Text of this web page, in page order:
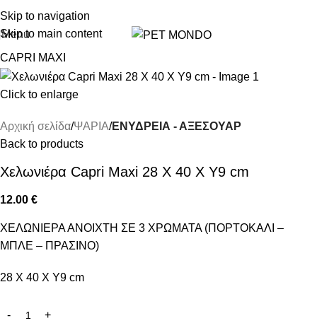
Skip to navigation
Skip to main content
ΔΩΡΕΑΝ DELIVERY ΣΤΗΝ ΠΟΛΗ ΤΗΣ ΘΕΣΣΑΛΟΝΙΚΗΣ
Menu
CAPRI MAXI
Click to enlarge
Αρχική σελίδα ΨΑΡΙΑ ΕΝΥΔΡΕΙΑ - ΑΞΕΣΟΥΑΡ
Back to products
Χελωνιέρα Capri Maxi 28 X 40 X Y9 cm
12.00 €
ΧΕΛΩΝΙΕΡΑ ΑΝΟΙΧΤΗ ΣΕ 3 ΧΡΩΜΑΤΑ (ΠΟΡΤΟΚΑΛΙ –
ΜΠΛΕ – ΠΡΑΣΙΝΟ)
28 X 40 X Y9 cm